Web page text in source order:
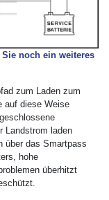
Sie noch ein weiteres
zum Laden zum
auf diese Weise
Landstrom laden
über das Smartpass
hohe
überhitzt